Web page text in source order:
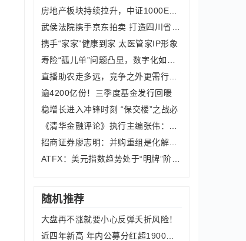
携手“家家”健康到家 太医管家IP形象
逾4200亿份！三季度基金发行回暖
稳增长进入冲锋时刻 “保交楼”之战必
随机推荐
大盘再不涨就要小心反弹夭折风险！